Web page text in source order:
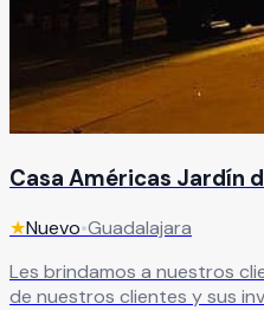
Casa Américas Jardín
★Nuevo•Guadalajara
Les brindamos a nuestros
de nuestros clientes y sus